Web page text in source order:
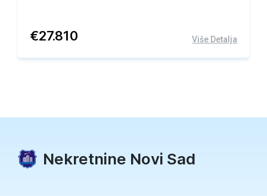
€27.810 Više Detalja
Nekretnine Novi Sad